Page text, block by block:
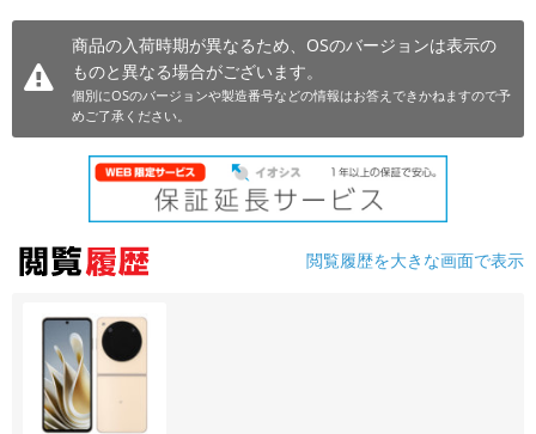
商品の入荷時期が異なるため、OSのバージョンは表示の
ものと異なる場合がございます。
個別にOSのバージョンや製造番号などの情報はお答えできかねますので予
めご了承ください。
閲覧履歴を大きな画面で表示
モニタサイズ
発売日